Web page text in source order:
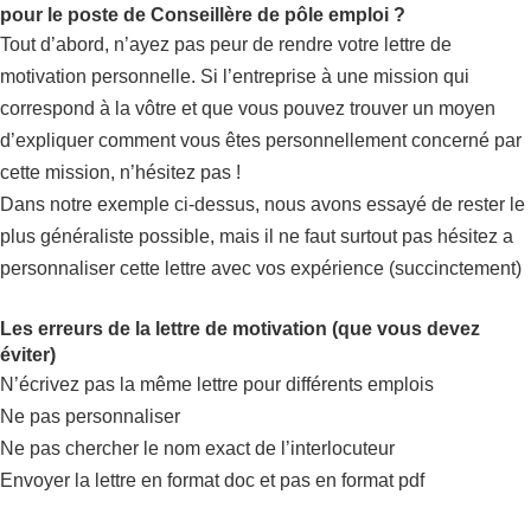
pour le poste de Conseillère de pôle emploi ?
Tout d’abord, n’ayez pas peur de rendre votre lettre de
motivation personnelle. Si l’entreprise à une mission qui
correspond à la vôtre et que vous pouvez trouver un moyen
d’expliquer comment vous êtes personnellement concerné par
cette mission, n’hésitez pas !
Dans notre exemple ci-dessus, nous avons essayé de rester le
plus généraliste possible, mais il ne faut surtout pas hésitez a
personnaliser cette lettre avec vos expérience (succinctement)
Les erreurs de la lettre de motivation (que vous devez
éviter)
N’écrivez pas la même lettre pour différents emplois
Ne pas personnaliser
Ne pas chercher le nom exact de l’interlocuteur
Envoyer la lettre en format doc et pas en format pdf